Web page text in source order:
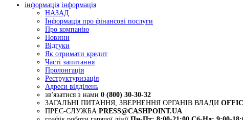
інформація інформація
НАЗАД
Інформація про фінансові послуги
Про компанію
Новини
Відгуки
Як отримати кредит
Часті запитання
Пролонгація
Реструктуризація
Адреси відділень
зв'язатися з нами 0 (800) 30-30-32
ЗАГАЛЬНІ ПИТАННЯ, ЗВЕРНЕННЯ ОРГАНІВ ВЛАДИ
ПРЕС-СЛУЖБА PRESS@CASHPOINT.UA